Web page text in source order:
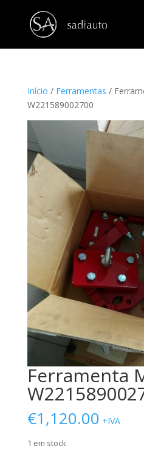
Início / Ferramentas /
W221589002700
Ferramenta
€1,120.00 +IVA
1 em stock